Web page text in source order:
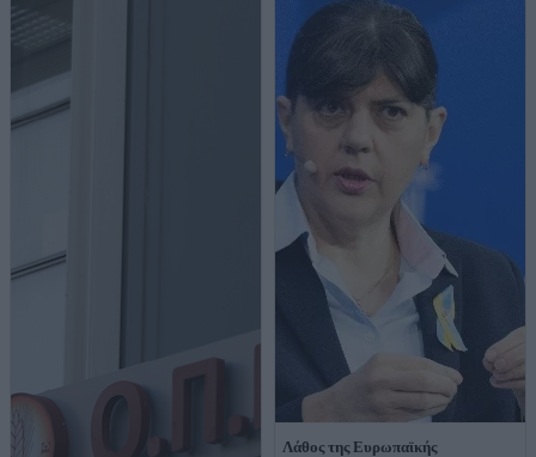
Λάθος της Ευρωπαϊκής